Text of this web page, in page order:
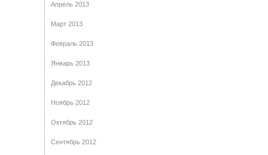
Апрель 2013
Март 2013
Февраль 2013
Январь 2013
Декабрь 2012
Ноябрь 2012
Октябрь 2012
Сентябрь 2012